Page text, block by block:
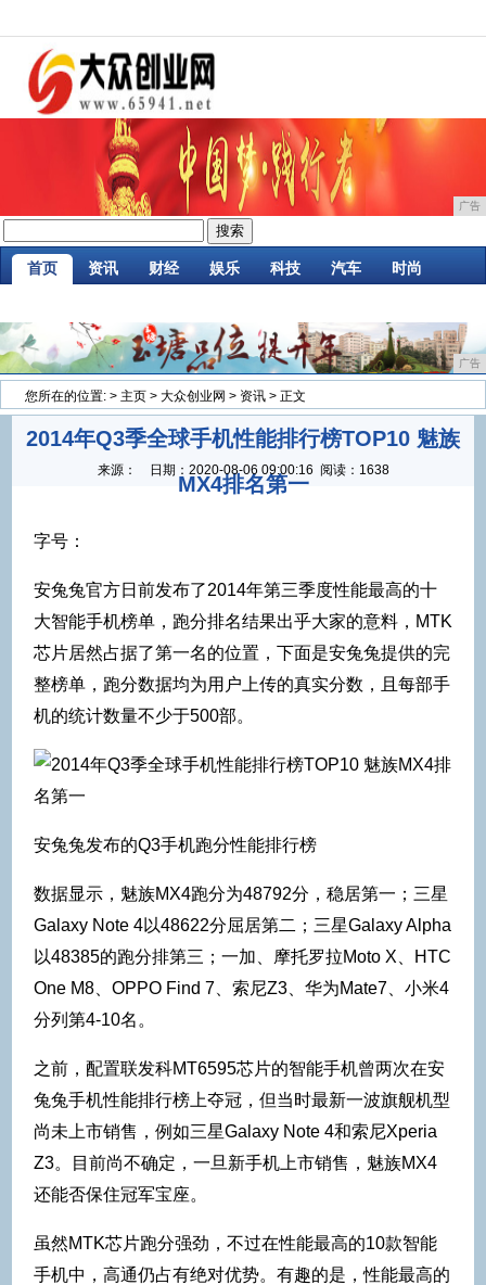
广告
首页 资讯 财经 娱乐 科技 汽车 时尚
广告
您所在的位置: > 主页 > 大众创业网 > 资讯 > 正文
2014年Q3季全球手机性能排行榜TOP10 魅族
MX4排名第一
来源： 日期： 2020-08-06 09:00:16 阅读：1638
字号：
安兔兔官方日前发布了2014年第三季度性能最高的十
大智能手机榜单，跑分排名结果出乎大家的意料，MTK
芯片居然占据了第一名的位置，下面是安兔兔提供的完
整榜单，跑分数据均为用户上传的真实分数，且每部手
机的统计数量不少于500部。
安兔兔发布的Q3手机跑分性能排行榜
数据显示，魅族MX4跑分为48792分，稳居第一；三星
Galaxy Note 4以48622分屈居第二；三星Galaxy Alpha
以48385的跑分排第三；一加、摩托罗拉Moto X、HTC
One M8、OPPO Find 7、索尼Z3、华为Mate7、小米4
分列第4-10名。
之前，配置联发科MT6595芯片的智能手机曾两次在安
兔兔手机性能排行榜上夺冠，但当时最新一波旗舰机型
尚未上市销售，例如三星Galaxy Note 4和索尼Xperia
Z3。目前尚不确定，一旦新手机上市销售，魅族MX4
还能否保住冠军宝座。
虽然MTK芯片跑分强劲，不过在性能最高的10款智能
手机中，高通仍占有绝对优势。有趣的是，性能最高的